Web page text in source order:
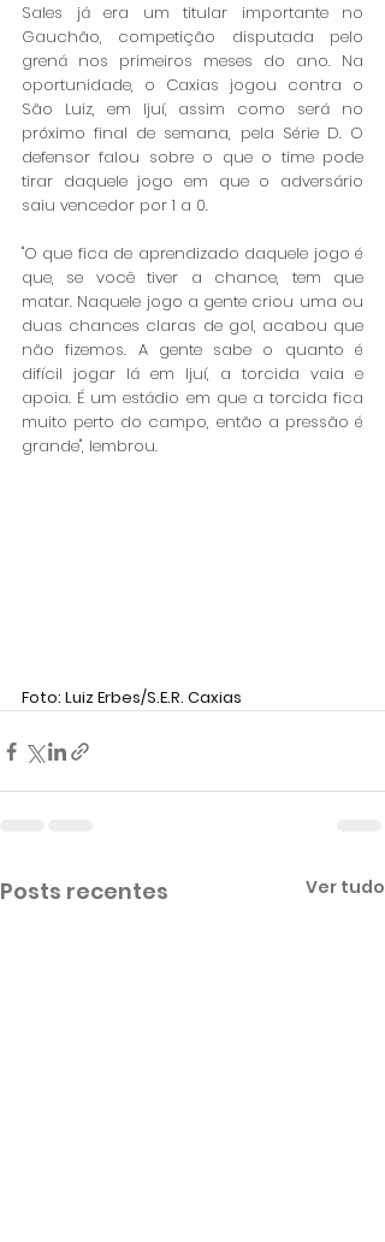
Sales já era um titular importante no
Gauchão, competição disputada pelo
grená nos primeiros meses do ano. Na
oportunidade, o Caxias jogou contra o
São Luiz, em Ijuí, assim como será no
próximo final de semana, pela Série D. O
defensor falou sobre o que o time pode
tirar daquele jogo em que o adversário
saiu vencedor por 1 a 0.
"O que fica de aprendizado daquele jogo é
que, se você tiver a chance, tem que
matar. Naquele jogo a gente criou uma ou
duas chances claras de gol, acabou que
não fizemos. A gente sabe o quanto é
difícil jogar lá em Ijuí, a torcida vaia e
apoia. É um estádio em que a torcida fica
muito perto do campo, então a pressão é
grande", lembrou.
Foto: Luiz Erbes/S.E.R. Caxias
Posts recentes Ver tudo